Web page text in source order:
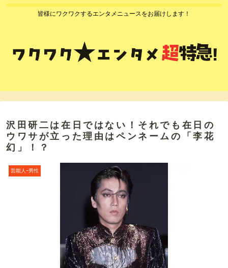
皆様にワクワクするエンタメニュースをお届けします！
沢田研二は在日ではない！それでも在日の
ウワサが立った理由はペンネームの「李花
幻」！？
芸能人ｰ男性